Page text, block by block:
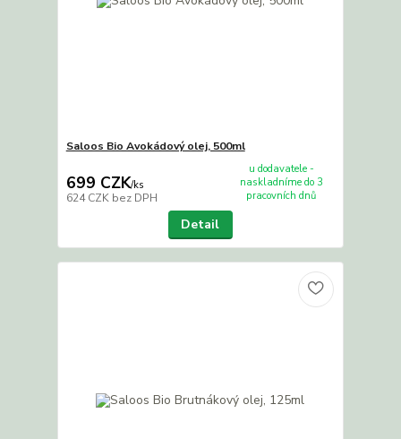
Saloos Bio Avokádový olej, 500ml
699 CZK/ks
624 CZK bez DPH
u dodavatele -
naskladníme do 3
pracovních dnů
Detail